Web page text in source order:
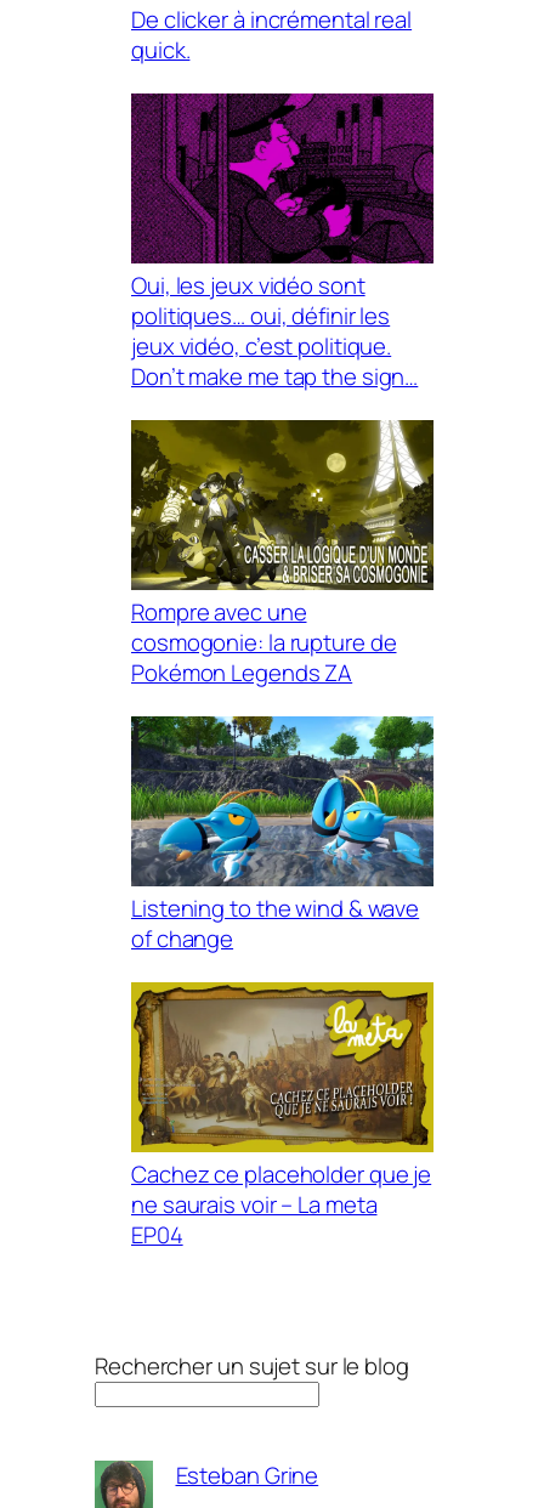
De clicker à incrémental real
quick.
Oui, les jeux vidéo sont
politiques… oui, définir les
jeux vidéo, c’est politique.
Don’t make me tap the sign…
Rompre avec une
cosmogonie: la rupture de
Pokémon Legends ZA
Listening to the wind & wave
of change
Cachez ce placeholder que je
ne saurais voir – La meta
EP04
Rechercher un sujet sur le blog
Esteban Grine